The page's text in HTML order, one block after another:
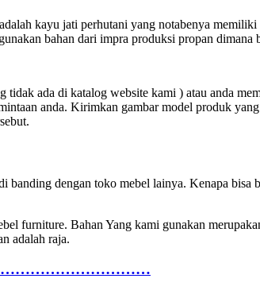
kayu jati perhutani yang notabenya
bahan dari impra produksi propan
ada di katalog website kami ) atau anda
anda. Kirimkan gambar model produk
dengan toko mebel lainya. Kenapa bisa
furniture. Bahan Yang kami gunakan
adalah raja.